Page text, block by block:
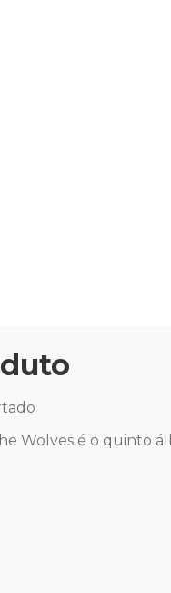
Wolves é o quinto